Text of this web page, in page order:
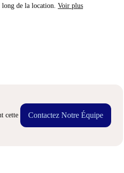
long de la location. Voir plus
cette
Contactez Notre Équipe